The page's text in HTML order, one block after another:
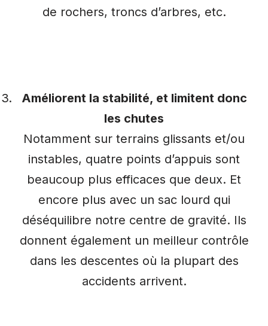
de rochers, troncs d’arbres, etc.
Améliorent la stabilité, et limitent donc
les chutes
Notamment sur terrains glissants et/ou
instables, quatre points d’appuis sont
beaucoup plus efficaces que deux. Et
encore plus avec un sac lourd qui
déséquilibre notre centre de gravité. Ils
donnent également un meilleur contrôle
dans les descentes où la plupart des
accidents arrivent.